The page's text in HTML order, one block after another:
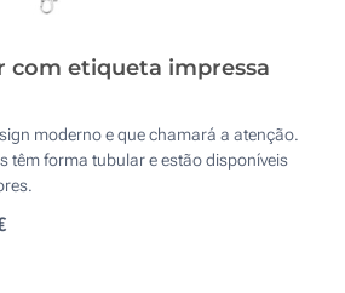
com etiqueta impressa
moderno e que chamará a atenção.
têm forma tubular e estão disponíveis